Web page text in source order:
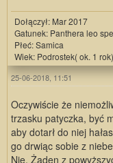
Dołączył: Mar 2017
Gatunek: Panthera leo
Płeć: Samica
Wiek: Podrostek( ok. 1 rok)
25-06-2018, 11:51
Oczywiście że
trzasku patyczka, być
aby dotarł do niej
go drwiąc sobie z
Nie. Żaden z